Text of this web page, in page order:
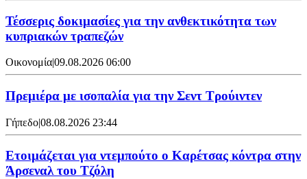
Τέσσερις δοκιμασίες για την ανθεκτικότητα των
κυπριακών τραπεζών
Οικονομία|09.08.2026 06:00
Πρεμιέρα με ισοπαλία για την Σεντ Τρούιντεν
Γήπεδο|08.08.2026 23:44
Ετοιμάζεται για ντεμπούτο ο Καρέτσας κόντρα στην
Άρσεναλ του Τζόλη